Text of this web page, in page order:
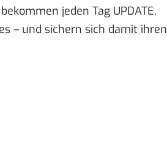
jeden Tag UPDATE,
– und sichern sich damit ihren